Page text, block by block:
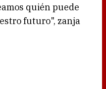
quién puede
futuro", zanja